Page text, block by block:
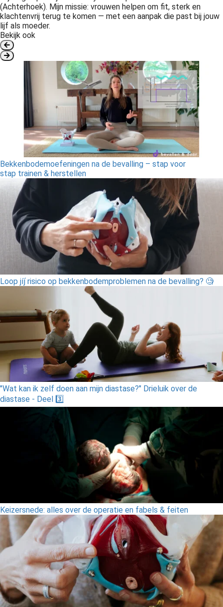
(Achterhoek). Mijn missie: vrouwen helpen om fit, sterk en
klachtenvrij terug te komen — met een aanpak die past bij jouw
lijf als moeder.
Bekijk ook
Bekkenbodemoefeningen na de bevalling – stap voor
stap trainen & herstellen
Loop jíj́ risico op bekkenbodemproblemen na de bevalling? 🧐
"Wat kan ik zelf doen aan mijn diastase?" Drieluik over de
diastase - Deel 3️⃣
Keizersnede: alles over de operatie en fabels & feiten